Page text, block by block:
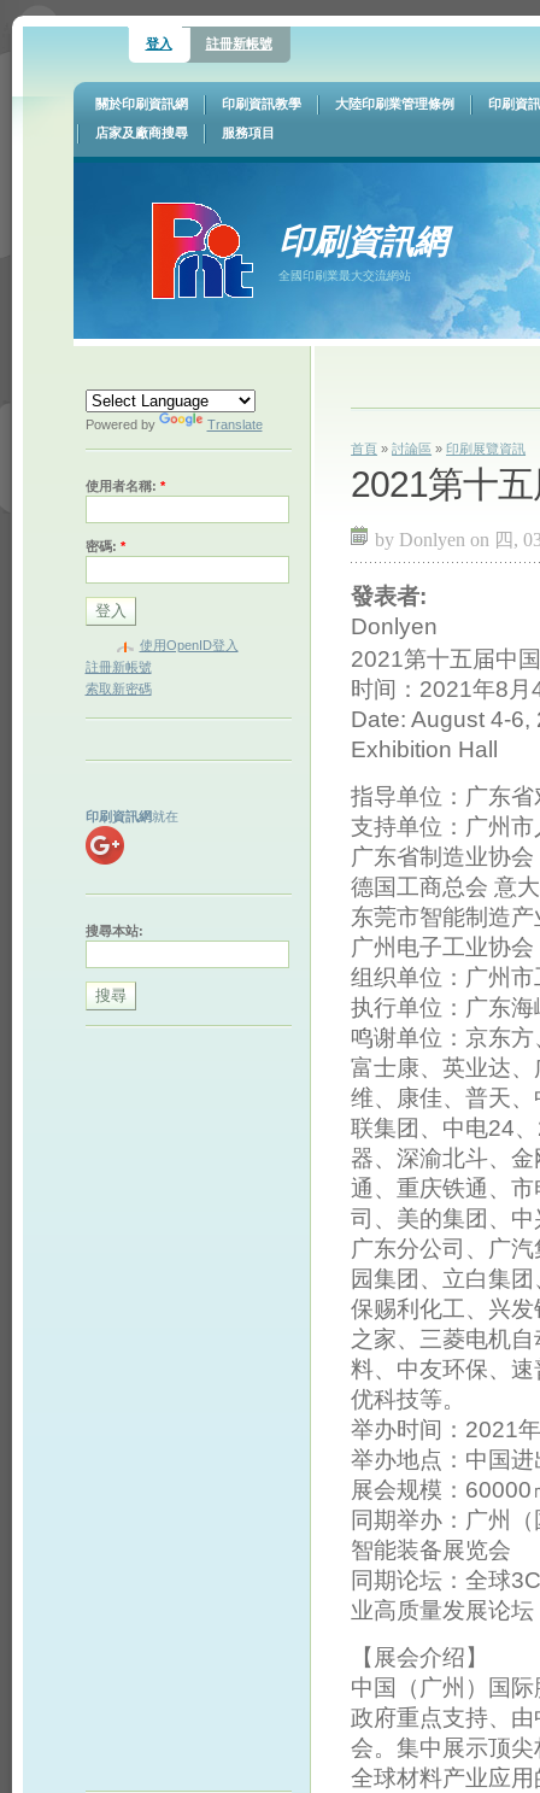
登入 註冊新帳號
關於印刷資訊網 印刷資訊教學 大陸印刷業管理條例
印刷資
店家及廠商搜尋
服務項目
印刷資訊網
全國印刷業最大交流網站
Powered by Translate
使用者名稱: *
密碼: *
使用OpenID登入
註冊新帳號
索取新密碼
印刷資訊網就在
搜尋本站:
首頁 »討論區 »印刷展覽資訊
2021第十
by Donlyen on 四,
發表者:
Donlyen
2021第十五届中
时间：2021年8月
Date: August 4-
Exhibition Hall
指导单位：广东
支持单位：广州
广东省制造业协
德国工商总会 意
东莞市智能制造
广州电子工业协
组织单位：广州
执行单位：广东
鸣谢单位：京东
富士康、英业达
维、康佳、普天
联集团、中电24
器、深渝北斗、
通、重庆铁通、
司、美的集团、
广东分公司、广
园集团、立白集
保赐利化工、兴
之家、三菱电机
料、中友环保、
优科技等。
举办时间：2021
举办地点：中国
展会规模：
同期举办：广州
智能装备展览会
同期论坛：全球
业高质量发展论坛
【展会介绍】
中国（广州）国
政府重点支持、
会。集中展示顶
全球材料产业应